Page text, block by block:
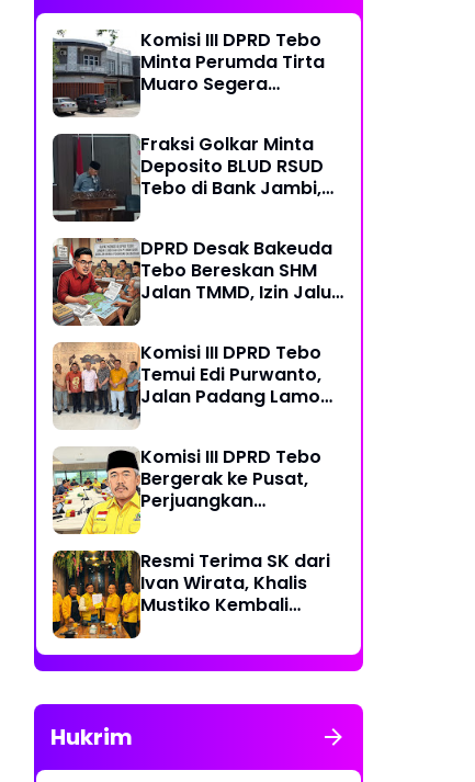
Komisi III DPRD Tebo
Minta Perumda Tirta
Muaro Segera
Jambi
Fraksi Golkar Minta
Deposito BLUD RSUD
Tebo di Bank Jambi,
Perintis
DPRD Desak Bakeuda
Tebo Bereskan SHM
Jalan TMMD, Izin Jalur
Komisi III DPRD Tebo
Temui Edi Purwanto,
Jalan Padang Lamo
Komisi III DPRD Tebo
Bergerak ke Pusat,
Perjuangkan
Resmi Terima SK dari
Ivan Wirata, Khalis
Mustiko Kembali
Liga Marisa Jadi
Sekretaris
Hukrim